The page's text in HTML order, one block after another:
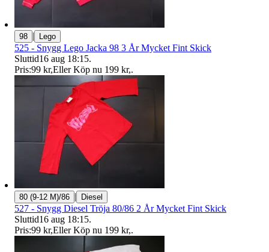
98 | Lego
525 - Snygg Lego Jacka 98 3 År Mycket Fint Skick
Sluttid16 aug 18:15.
Pris:99 kr,Eller Köp nu 199 kr,.
80 (9-12 M)/86 | Diesel
527 - Snygg Diesel Tröja 80/86 2 År Mycket Fint Skick
Sluttid16 aug 18:15.
Pris:99 kr,Eller Köp nu 199 kr,.